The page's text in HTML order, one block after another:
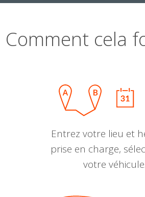
Comment cela
Entrez votre lieu et
prise en charge,
votre véhicule.